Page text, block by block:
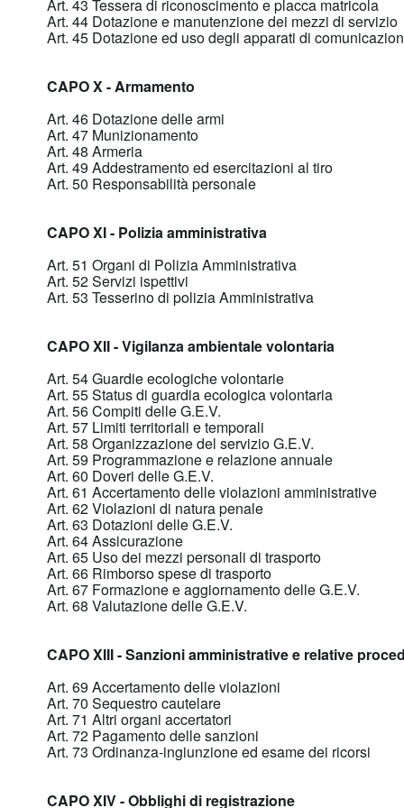
Art. 43 Tessera di riconoscimento e placca matricola
Art. 44 Dotazione e manutenzione dei mezzi di servizio
Art. 45 Dotazione ed uso degli apparati di
CAPO X - Armamento
Art. 46 Dotazione delle armi
Art. 47 Munizionamento
Art. 48 Armeria
Art. 49 Addestramento ed esercitazioni al tiro
Art. 50 Responsabilità personale
CAPO XI - Polizia amministrativa
Art. 51 Organi di Polizia Amministrativa
Art. 52 Servizi ispettivi
Art. 53 Tesserino di polizia Amministrativa
CAPO XII - Vigilanza ambientale volontaria
Art. 54 Guardie ecologiche volontarie
Art. 55 Status di guardia ecologica volontaria
Art. 56 Compiti delle G.E.V.
Art. 57 Limiti territoriali e temporali
Art. 58 Organizzazione del servizio G.E.V.
Art. 59 Programmazione e relazione annuale
Art. 60 Doveri delle G.E.V.
Art. 61 Accertamento delle violazioni amministrative
Art. 62 Violazioni di natura penale
Art. 63 Dotazioni delle G.E.V.
Art. 64 Assicurazione
Art. 65 Uso dei mezzi personali di trasporto
Art. 66 Rimborso spese di trasporto
Art. 67 Formazione e aggiornamento delle G.E.V.
Art. 68 Valutazione delle G.E.V.
CAPO XIII - Sanzioni amministrative e relative
Art. 69 Accertamento delle violazioni
Art. 70 Sequestro cautelare
Art. 71 Altri organi accertatori
Art. 72 Pagamento delle sanzioni
Art. 73 Ordinanza-ingiunzione ed esame dei ricorsi
CAPO XIV - Obblighi di registrazione